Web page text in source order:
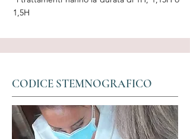
1,5H
CODICE STEMNOGRAFICO